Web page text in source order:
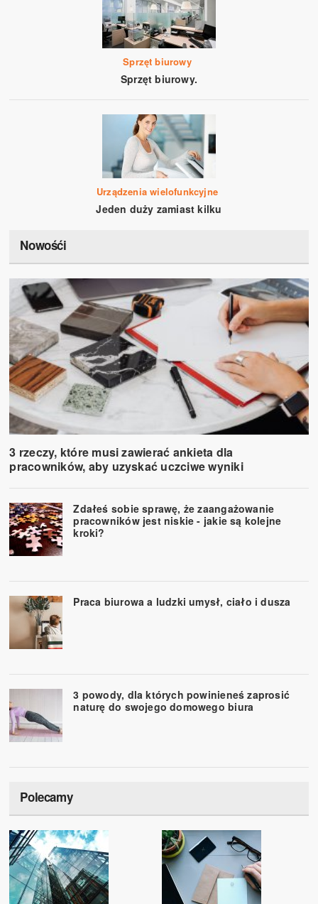
Sprzęt biurowy
Sprzęt biurowy.
Urządzenia wielofunkcyjne
Jeden duży zamiast kilku
Nowośći
3 rzeczy, które musi zawierać ankieta dla
pracowników, aby uzyskać uczciwe wyniki
Zdałeś sobie sprawę, że zaangażowanie
pracowników jest niskie - jakie są kolejne
kroki?
Praca biurowa a ludzki umysł, ciało i dusza
3 powody, dla których powinieneś zaprosić
naturę do swojego domowego biura
Polecamy